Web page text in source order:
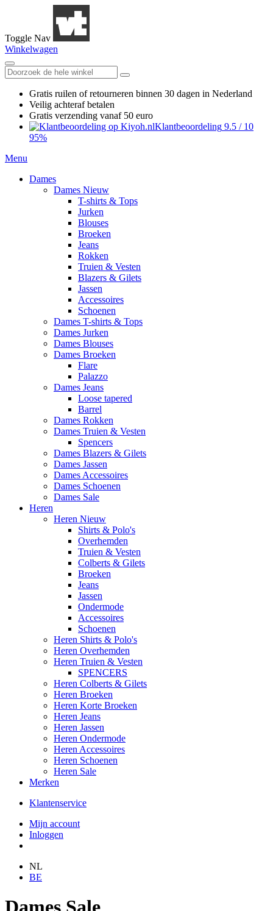
Toggle Nav
Winkelwagen
Gratis ruilen of retourneren binnen 30 dagen in Nederland
Veilig achteraf betalen
Gratis verzending vanaf 50 euro
Klantbeoordeling 9.5 / 10
95%
Menu
Dames
Dames Nieuw
T-shirts & Tops
Jurken
Blouses
Broeken
Jeans
Rokken
Truien & Vesten
Blazers & Gilets
Jassen
Accessoires
Schoenen
Dames T-shirts & Tops
Dames Jurken
Dames Blouses
Dames Broeken
Flare
Palazzo
Dames Jeans
Loose tapered
Barrel
Dames Rokken
Dames Truien & Vesten
Spencers
Dames Blazers & Gilets
Dames Jassen
Dames Accessoires
Dames Schoenen
Dames Sale
Heren
Heren Nieuw
Shirts & Polo's
Overhemden
Truien & Vesten
Colberts & Gilets
Broeken
Jeans
Jassen
Ondermode
Accessoires
Schoenen
Heren Shirts & Polo's
Heren Overhemden
Heren Truien & Vesten
SPENCERS
Heren Colberts & Gilets
Heren Broeken
Heren Korte Broeken
Heren Jeans
Heren Jassen
Heren Ondermode
Heren Accessoires
Heren Schoenen
Heren Sale
Merken
Klantenservice
Mijn account
Inloggen
NL
BE